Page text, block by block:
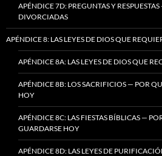
APÉNDICE 7D: PREGUNTAS Y
DIVORCIADAS
APÉNDICE 8: LAS LEYES DE DIOS QUE
APÉNDICE 8A: LAS LEYES DE DIOS QUE
APÉNDICE 8B: LOS SACRIFICIOS — POR
HOY
APÉNDICE 8C: LAS FIESTAS BÍBLICAS —
GUARDARSE HOY
APÉNDICE 8D: LAS LEYES DE